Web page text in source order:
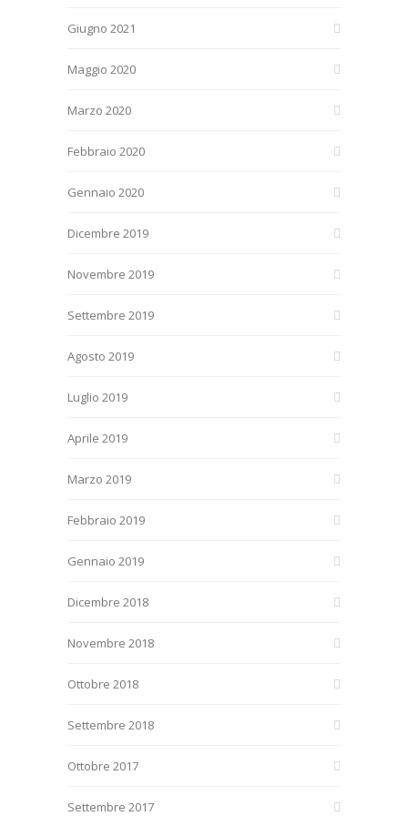
Giugno 2021
Maggio 2020
Marzo 2020
Febbraio 2020
Gennaio 2020
Dicembre 2019
Novembre 2019
Settembre 2019
Agosto 2019
Luglio 2019
Aprile 2019
Marzo 2019
Febbraio 2019
Gennaio 2019
Dicembre 2018
Novembre 2018
Ottobre 2018
Settembre 2018
Ottobre 2017
Settembre 2017